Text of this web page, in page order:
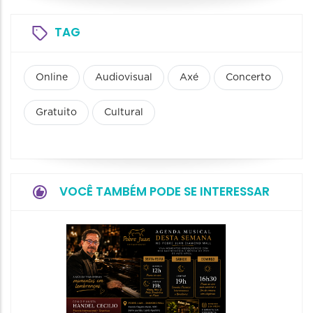
TAG
Online Audiovisual Axé Concerto
Gratuito Cultural
VOCÊ TAMBÉM PODE SE INTERESSAR